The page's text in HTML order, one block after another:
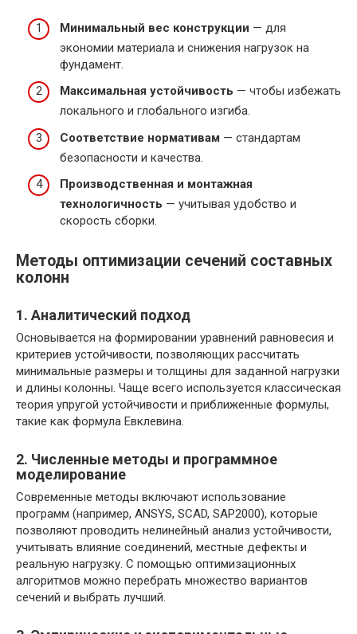
Минимальный вес конструкции — для
экономии материала и снижения нагрузок на
фундамент.
Максимальная устойчивость — чтобы избежать
локального и глобального изгиба.
Соответствие нормативам — стандартам
безопасности и качества.
Производственная и монтажная
технологичность — учитывая удобство и
скорость сборки.
Методы оптимизации сечений составных
колонн
1. Аналитический подход
Основывается на формировании уравнений равновесия и
критериев устойчивости, позволяющих рассчитать
минимальные размеры и толщины для заданной нагрузки
и длины колонны. Чаще всего используется классическая
теория упругой устойчивости и приближенные формулы,
такие как формула Евклевина.
2. Численные методы и программное
моделирование
Современные методы включают использование
программ (например, ANSYS, SCAD, SAP2000), которые
позволяют проводить нелинейный анализ устойчивости,
учитывать влияние соединений, местные дефекты и
реальную нагрузку. С помощью оптимизационных
алгоритмов можно перебрать множество вариантов
сечений и выбрать лучший.